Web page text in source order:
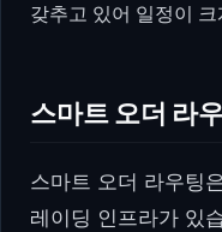
갖추고 있어 일정이
스마트 오더 라
스마트 오더 라우팅
레이딩 인프라가 있